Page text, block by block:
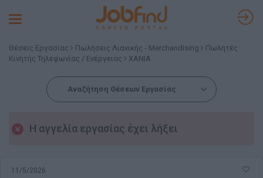
Toggle
Θέσεις Εργασίας Πωλήσεις Λιανικής - Merchandising
Πωλητές
Κινητής Τηλεφωνίας / Ενέργειας
ΧΑΝΙΑ
Αναζήτηση Θέσεων Εργασίας
Η αγγελία εργασίας έχει λήξει
11/5/2026